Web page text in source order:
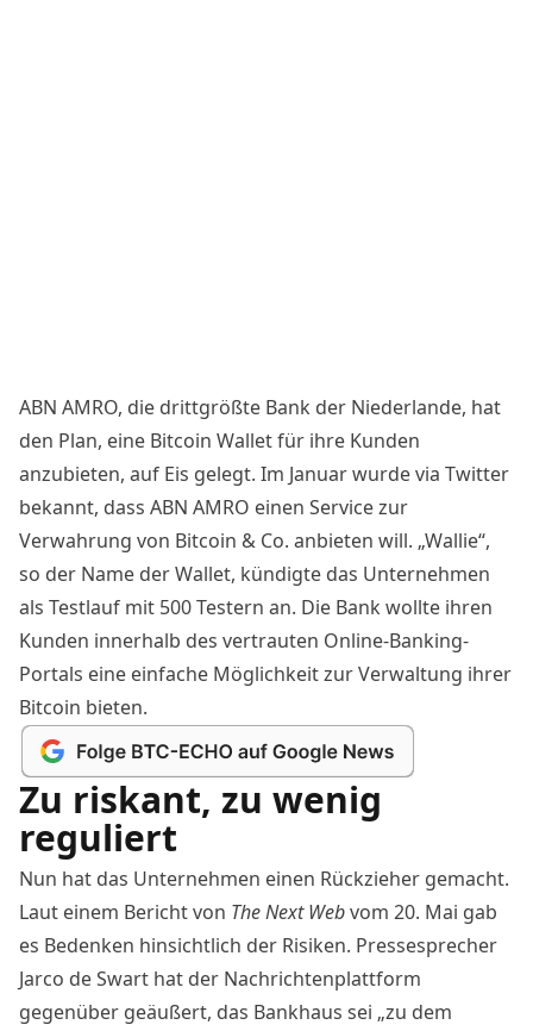
ABN AMRO, die drittgrößte Bank der Niederlande, hat
den Plan, eine Bitcoin Walletfür ihre Kunden
anzubieten, auf Eis gelegt. Im Januar wurde via Twitter
bekannt, dass ABN AMRO einen Service zur
Verwahrung von Bitcoin & Co. anbieten will. „Wallie“,
so der Name der Wallet, kündigte das Unternehmen
als Testlauf mit 500 Testern an. Die Bank wollte ihren
Kunden innerhalb des vertrauten Online-Banking-
Portals eine einfache Möglichkeit zur Verwaltung ihrer
Bitcoin bieten.
Zu riskant, zu wenig
reguliert
Nun hat das Unternehmen einen Rückzieher gemacht.
Laut einem Bericht von The Next Webvom 20. Mai gab
es Bedenken hinsichtlich der Risiken. Pressesprecher
Jarco de Swart hat der Nachrichtenplattform
gegenüber geäußert, das Bankhaus sei „zu dem